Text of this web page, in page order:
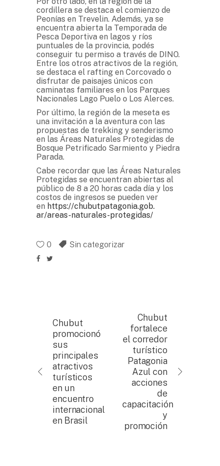
cordillera se destaca el comienzo de
Peonías en Trevelin. Además, ya se
encuentra abierta la Temporada de
Pesca Deportiva en lagos y ríos
puntuales de la provincia, podés
conseguir tu permiso a través de DINO.
Entre los otros atractivos de la región,
se destaca el rafting en Corcovado o
disfrutar de paisajes únicos con
caminatas familiares en los Parques
Nacionales Lago Puelo o Los Alerces.
Por último, la región de la meseta es
una invitación a la aventura con las
propuestas de trekking y senderismo
en las Áreas Naturales Protegidas de
Bosque Petrificado Sarmiento y Piedra
Parada.
Cabe recordar que las Áreas Naturales
Protegidas se encuentran abiertas al
público de 8 a 20 horas cada día y los
costos de ingresos se pueden ver
en https://chubutpatagonia.gob.
ar/areas-naturales-protegidas/
0 Sin categorizar
Chubut
promocionó
sus
principales
atractivos
turísticos
en un
encuentro
internacional
en Brasil
Chubut
fortalece
el corredor
turístico
Patagonia
Azul con
acciones
de
capacitación
y
promoción